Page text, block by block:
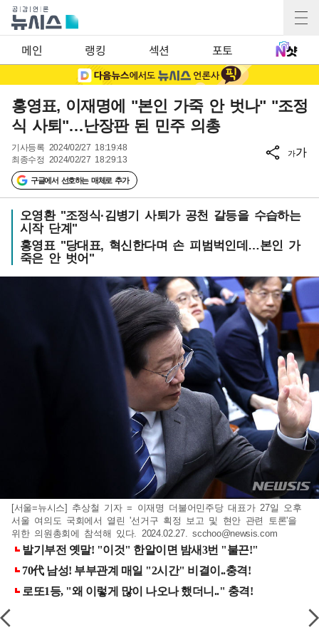
메인 랭킹 섹션 포토
홍영표, 이재명에 "본인 가죽 안 벗나" "조정
식 사퇴"…난장판 된 민주 의총
기사등록 2024/02/27 18:19:48
최종수정 2024/02/27 18:29:13
구글에서 선호하는 매체로 추가
가가
오영환 "조정식·김병기 사퇴가 공천 갈등을 수습하는
시작 단계"
홍영표 "당대표, 혁신한다며 손 피범벅인데…본인 가
죽은 안 벗어"
[서울=뉴시스] 추상철 기자 = 이재명 더불어민주당 대표가 27일 오후
서울 여의도 국회에서 열린 '선거구 획정 보고 및 현안 관련 토론'을
위한 의원총회에 참석해 있다. 2024.02.27.scchoo@newsis.com